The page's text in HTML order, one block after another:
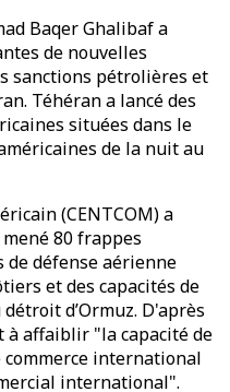
Baqer Ghalibaf a
de nouvelles
sanctions pétrolières et
Téhéran a lancé des
situées dans le
de la nuit au
(CENTCOM) a
80 frappes
de défense aérienne
et des capacités de
d’Ormuz. D'après
à affaiblir "la capacité de
international
international".